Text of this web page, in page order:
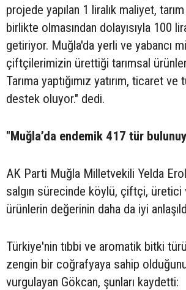
projede yapılan 1 liralık maliyet,
birlikte olmasından dolayısıyla 100
getiriyor. Muğla'da yerli ve yabancı
çiftçilerimizin ürettiği tarımsal
Tarıma yaptığımız yatırım, ticaret
destek oluyor." dedi.
"Muğla’da endemik 417 tür
AK Parti Muğla Milletvekili Yelda
salgın sürecinde köylü, çiftçi, üretici
ürünlerin değerinin daha da iyi
Türkiye'nin tıbbi ve aromatik bitki türü
zengin bir coğrafyaya sahip
vurgulayan Gökcan, şunları kaydetti: